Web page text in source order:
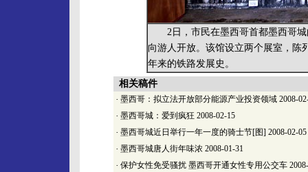
2日，市民在墨西哥首都墨西哥城
向游人开放。该馆设立两个展室，陈
年来的铁路发展史。
相关稿件
· 墨西哥：拟立法开放部分能源产业投资领域 2008-
· 墨西哥城：爱到疯狂 2008-02-15
· 墨西哥城近日举行一年一度的骑士节[图] 2008-02-05
· 墨西哥城唐人街年味浓 2008-01-31
· 保护女性免受骚扰 墨西哥开通女性专用公交车